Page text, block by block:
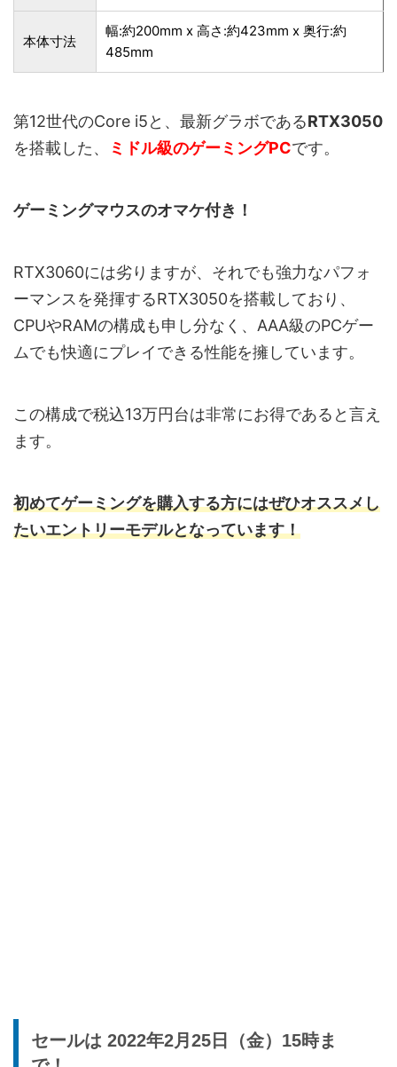
本体寸法
幅:約200mm x 高さ:約423mm x 奥行:約
485mm
第12世代のCore i5と、最新グラボであるRTX3050
を搭載した、
ミドル級のゲーミングPCです。
ゲーミングマウスのオマケ付き！
RTX3060には劣りますが、それでも強力なパフォ
ーマンスを発揮するRTX3050を搭載しており、
CPUやRAMの構成も申し分なく、AAA級のPCゲー
ムでも快適にプレイできる性能を擁しています。
この構成で税込13万円台は非常にお得であると言え
ます。
初めてゲーミングを購入する方にはぜひオススメし
たいエントリーモデルとなっています！
セールは 2022年2月25日（金）15時ま